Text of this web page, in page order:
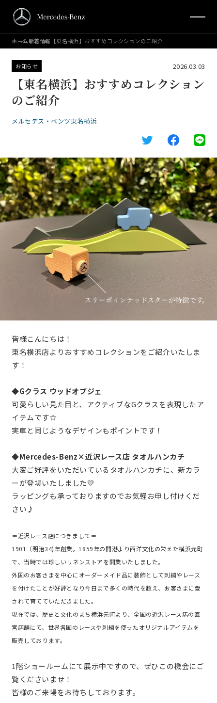
ホーム新着情報 【東名横浜】おすすめコレクションのご紹介
お知らせ 2026.03.03
【東名横浜】おすすめコレクション
のご紹介
メルセデス・ベンツ東名横浜
皆様こんにちは！
東名横浜店よりおすすめコレクションをご紹介いたしま
す！
◆Gクラス ウッドオブジェ
可愛らしい見た目と、アクティブなGクラスを表現したア
イテムです☆
実車と同じようなデザインもポイントです！
◆Mercedes-Benz×近沢レース店 タオルハンカチ
大変ご好評をいただいているタオルハンカチに、新カラ
ーが登場いたしました💛
ラッピングも承っておりますのでお気軽お申し付けくだ
さい♪
＝近沢レース店につきまして＝
1901（明治34)年創業。1859年の開港より西洋文化の栄えた横浜元町
で、当時では珍しいリネンストアを開業いたしました。
外国のお客さまを中心にオーダーメイド品に装飾として刺繍やレース
を付けたことが好評となり今日まで多くの時代を超え、お客さまに愛
されて育てていただきました。
現在では、歴史と文化のまち横浜元町より、全国の近沢レース店の直
営店舗にて、世界各国のレースや刺繍を使ったオリジナルアイテムを
販売しております。
1階ショールームにて展示中ですので、ぜひこの機会にご
覧くださいませ！
皆様のご来場をお待ちしております。